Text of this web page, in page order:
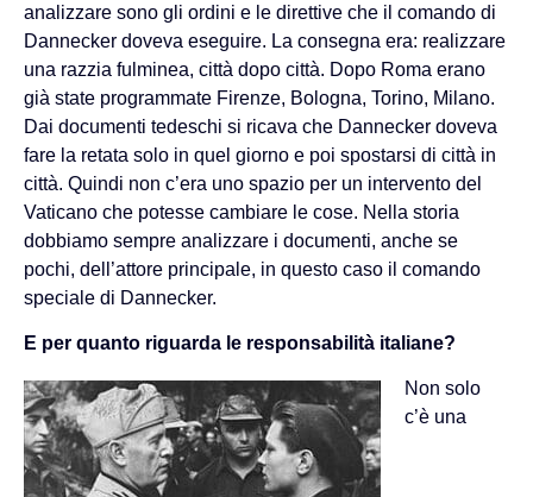
analizzare sono gli ordini e le direttive che il comando di
Dannecker doveva eseguire. La consegna era: realizzare
una razzia fulminea, città dopo città. Dopo Roma erano
già state programmate Firenze, Bologna, Torino, Milano.
Dai documenti tedeschi si ricava che Dannecker doveva
fare la retata solo in quel giorno e poi spostarsi di città in
città. Quindi non c’era uno spazio per un intervento del
Vaticano che potesse cambiare le cose. Nella storia
dobbiamo sempre analizzare i documenti, anche se
pochi, dell’attore principale, in questo caso il comando
speciale di Dannecker.
E per quanto riguarda le responsabilità italiane?
Non solo
c’è una